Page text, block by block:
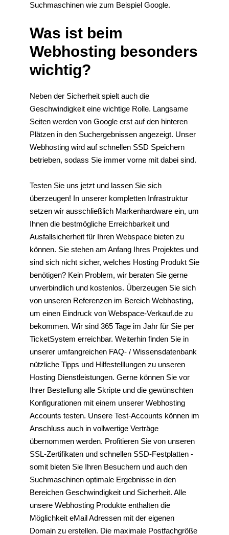
Suchmaschinen wie zum Beispiel Google.
Was ist beim
Webhosting besonders
wichtig?
Neben der Sicherheit spielt auch die
Geschwindigkeit eine wichtige Rolle. Langsame
Seiten werden von Google erst auf den hinteren
Plätzen in den Suchergebnissen angezeigt. Unser
Webhosting wird auf schnellen SSD Speichern
betrieben, sodass Sie immer vorne mit dabei sind.
Testen Sie uns jetzt und lassen Sie sich
überzeugen! In unserer kompletten Infrastruktur
setzen wir ausschließlich Markenhardware ein, um
Ihnen die bestmögliche Erreichbarkeit und
Ausfallsicherheit für Ihren Webspace bieten zu
können. Sie stehen am Anfang Ihres Projektes und
sind sich nicht sicher, welches Hosting Produkt Sie
benötigen? Kein Problem, wir beraten Sie gerne
unverbindlich und kostenlos. Überzeugen Sie sich
von unseren Referenzen im Bereich Webhosting,
um einen Eindruck von Webspace-Verkauf.de zu
bekommen. Wir sind 365 Tage im Jahr für Sie per
TicketSystem erreichbar. Weiterhin finden Sie in
unserer umfangreichen FAQ- / Wissensdatenbank
nützliche Tipps und Hilfestelllungen zu unseren
Hosting Dienstleistungen. Gerne können Sie vor
Ihrer Bestellung alle Skripte und die gewünschten
Konfigurationen mit einem unserer Webhosting
Accounts testen. Unsere Test-Accounts können im
Anschluss auch in vollwertige Verträge
übernommen werden. Profitieren Sie von unseren
SSL-Zertifikaten und schnellen SSD-Festplatten -
somit bieten Sie Ihren Besuchern und auch den
Suchmaschinen optimale Ergebnisse in den
Bereichen Geschwindigkeit und Sicherheit. Alle
unsere Webhosting Produkte enthalten die
Möglichkeit eMail Adressen mit der eigenen
Domain zu erstellen. Die maximale Postfachgröße